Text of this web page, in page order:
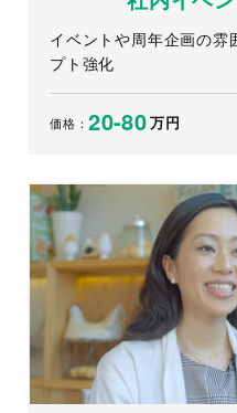
イベントや周年企画の雰
プト強化
価格：20-80 万円